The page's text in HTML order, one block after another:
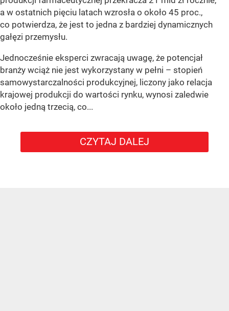
a w ostatnich pięciu latach wzrosła o około 45 proc.,
co potwierdza, że jest to jedna z bardziej dynamicznych
gałęzi przemysłu.
Jednocześnie eksperci zwracają uwagę, że potencjał
branży wciąż nie jest wykorzystany w pełni – stopień
samowystarczalności produkcyjnej, liczony jako relacja
krajowej produkcji do wartości rynku, wynosi zaledwie
około jedną trzecią, co...
CZYTAJ DALEJ